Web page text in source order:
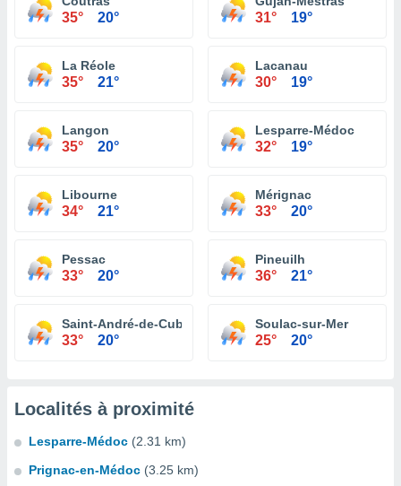
35° 20° 31° 19°
La Réole
35° 21°
Lacanau
30° 19°
Langon
35° 20°
Lesparre-Médoc
32° 19°
Libourne
34° 21°
Mérignac
33° 20°
Pessac
33° 20°
Pineuilh
36° 21°
Saint-André-de-Cubzac
33° 20°
Soulac-sur-Mer
25° 20°
Localités à proximité
Lesparre-Médoc (2.31 km)
Prignac-en-Médoc (3.25 km)